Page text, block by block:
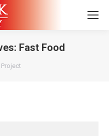
Fast Food
Project